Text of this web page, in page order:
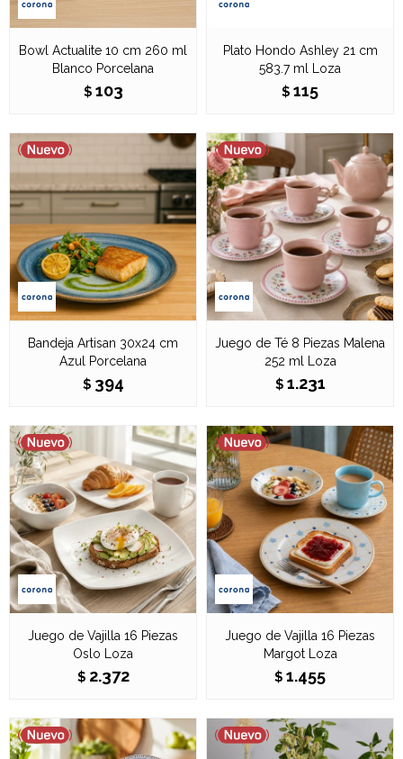
Bowl Actualite 10 cm 260 ml
Blanco Porcelana
$ 103
Plato Hondo Ashley 21 cm
583.7 ml Loza
$ 115
Bandeja Artisan 30x24 cm
Azul Porcelana
$ 394
Juego de Té 8 Piezas Malena
252 ml Loza
$ 1.231
Juego de Vajilla 16 Piezas
Oslo Loza
$ 2.372
Juego de Vajilla 16 Piezas
Margot Loza
$ 1.455